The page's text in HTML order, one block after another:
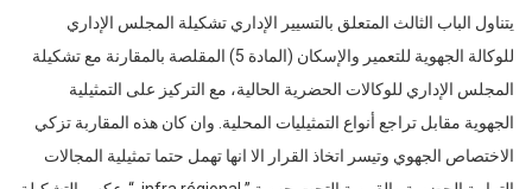
يتناول الباب الثالث المتعلق بالتسيير الإداري تشكيلة المجلس الإداري
للوكالة الجهوية للتعمير والإسكان (المادة 5) المقلصة بالمقارنة مع تشكيلة
المجلس الإداري للوكالات الحضرية الحالية، مع التركيز على التمثيلية
الجهوية مقابل تراجع أنواع التمثيليات المحلية. وان كان هذه المقاربة تزكي
الاختصاص الجهوي وتيسر اتخاذ القرار الا انها تهمل حتما تمثيلية المجالات